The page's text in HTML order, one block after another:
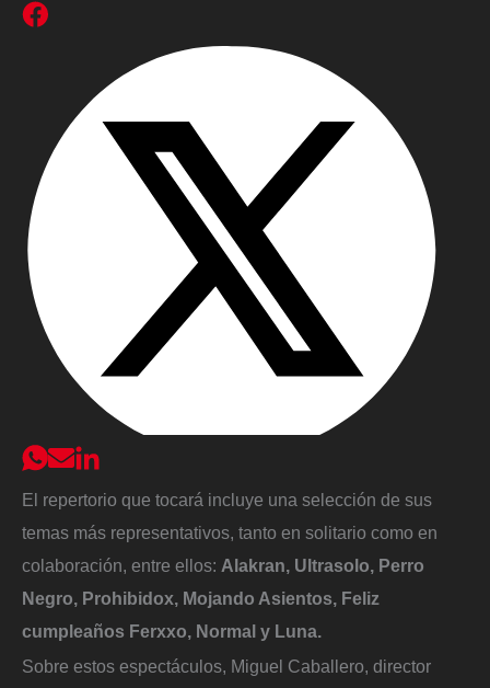
El repertorio que tocará incluye una selección de sus
temas más representativos, tanto en solitario como en
colaboración, entre ellos: Alakran, Ultrasolo, Perro
Negro, Prohibidox, Mojando Asientos, Feliz
cumpleaños Ferxxo, Normal y Luna.
Sobre estos espectáculos, Miguel Caballero, director